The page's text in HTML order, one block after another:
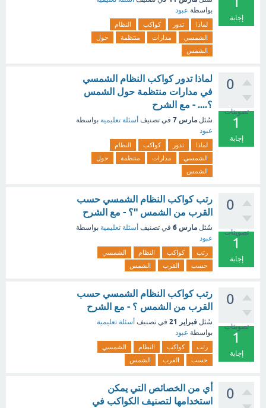
إجابة
بواسطة عبود
لماذا تدور كواكب
النظام
الشمسي
مدارات منتظمة
حول
الشمس
0
تصويتات
1
إجابة
لماذا تدور كواكب النظام الشمسي
في مدارات منتظمة حول الشمس
؟.... - مع الشرح
سُئل مارس 7 في تصنيف أسئلة تعليمية بواسطة
عبود
لماذا تدور كواكب
النظام
الشمسي
مدارات منتظمة
حول
الشمس
0
تصويتات
1
إجابة
رتب كواكب النظام الشمسي حسب
القرب من الشمس "؟ - مع الشرح
سُئل مارس 6 في تصنيف أسئلة تعليمية بواسطة
عبود
رتب كواكب النظام
الشمسي
حسب
القرب الشمس
0
تصويتات
1
إجابة
رتب كواكب النظام الشمسي حسب
القرب من الشمس ؟ - مع الشرح
سُئل فبراير 21 في تصنيف أسئلة تعليمية
بواسطة عبود
رتب كواكب النظام
الشمسي
حسب
القرب الشمس
0
أي من الخصائص التي يمكن
استخدامها لتصنيف الكواكب في